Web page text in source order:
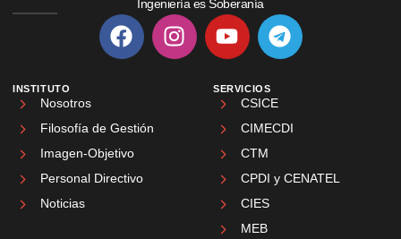
Ingeniería es Soberanía
INSTITUTO
Nosotros
Filosofía de Gestión
Imagen-Objetivo
Personal Directivo
Noticias
SERVICIOS
CSICE
CIMECDI
CTM
CPDI y CENATEL
CIES
MEB